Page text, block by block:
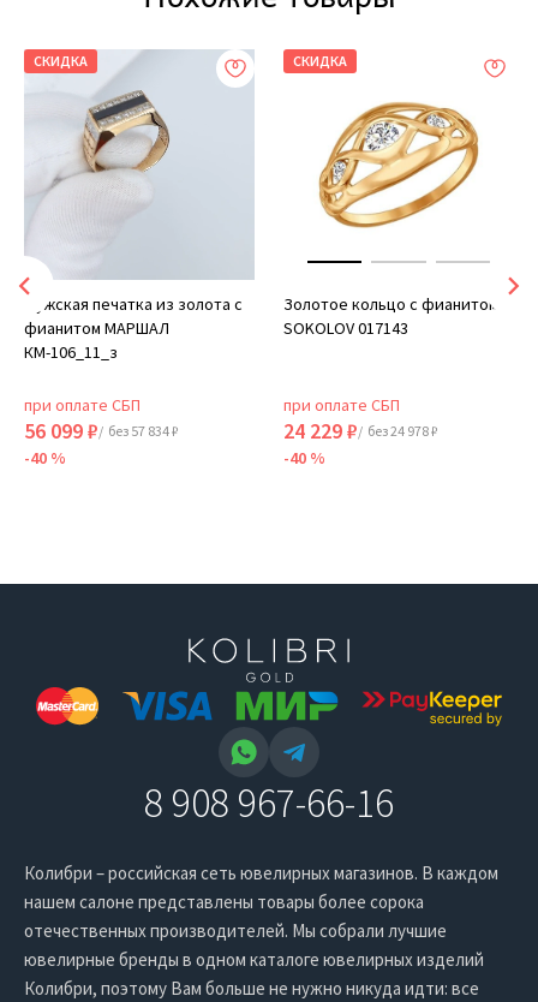
СКИДКА
Мужская печатка из золота с
фианитом МАРШАЛ
КМ-106_11_з
при оплате СБП
56 099 ₽/ без 57 834 ₽
-40 %
СКИДКА
Золотое кольцо с фианитом
SOKOLOV 017143
при оплате СБП
24 229 ₽/ без 24 978 ₽
-40 %
8 908 967-66-16
Колибри – российская сеть ювелирных магазинов. В каждом
нашем салоне представлены товары более сорока
отечественных производителей. Мы собрали лучшие
ювелирные бренды в одном каталоге ювелирных изделий
Колибри, поэтому Вам больше не нужно никуда идти: все